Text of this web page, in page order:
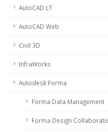
AutoCAD LT
AutoCAD Web
Civil 3D
InfraWorks
Autodesk Forma
Forma Data Management
Forma Design